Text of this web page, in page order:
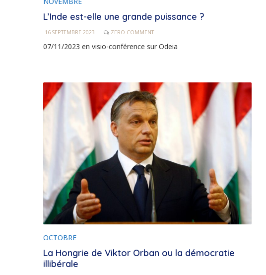
L’Inde est-elle une grande puissance ?
16 SEPTEMBRE 2023 ZERO COMMENT
07/11/2023 en visio-conférence sur Odeia
OCTOBRE
La Hongrie de Viktor Orban ou la démocratie
illibérale